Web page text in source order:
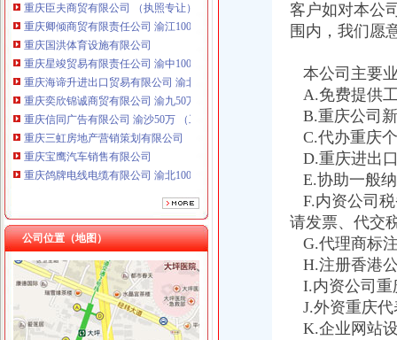
重庆卿倾商贸有限责任公司 渝江100万 （工商注册）
重庆国洪体育设施有限公司
重庆星竣贸易有限责任公司 渝中100万 （进出口权）
重庆海谛升进出口贸易有限公司 渝北100万 （进出口权）
重庆奕欣锦诚商贸有限公司 渝九50万 （工商注册）
重庆信同广告有限公司 渝沙50万 （工商注册）
重庆三虹房地产营销策划有限公司
重庆宝鹰汽车销售有限公司
重庆鸽牌电线电缆有限公司 渝北10010万 (进出口权)
重庆傲志众达投资咨询有限责任公司 渝九1000万 （增资）
重庆臣夫商贸有限公司 （执照专让）
重庆卿倾商贸有限责任公司 渝江100万 （工商注册）
重庆国洪体育设施有限公司
重庆星竣贸易有限责任公司 渝中100万 （进出口权）
重庆海谛升进出口贸易有限公司 渝北100万 （进出口权）
重庆奕欣锦诚商贸有限公司 渝九50万 （工商注册）
重庆信同广告有限公司 渝沙50万 （工商注册）
重庆三虹房地产营销策划有限公司
公司位置（地图）
居民住宅注册公司
A公司承建B公司的居民住宅工程,后来双方因工程质量问题导致纠纷
青岛装修公司：岛居民住宅商业空间写字楼公寓别墅设计装修-青
地址是住宅质且有民宅商用证明的不予注册公司---爱喇
民用住宅租赁给公司注册办公对房主有什么不利影响吗？
放开住宅注册公司限制有望全国推广_网易广州房产频道
客户如对本公
围内，我们愿
本公司主要
A.免费提供
B.重庆公司
C.代办重庆
D.重庆进出
E.协助一般
F.内资公司
请发票、代交
G.代理商标
H.注册香港
I.内资公司重
J.外资重庆代
K.企业网站